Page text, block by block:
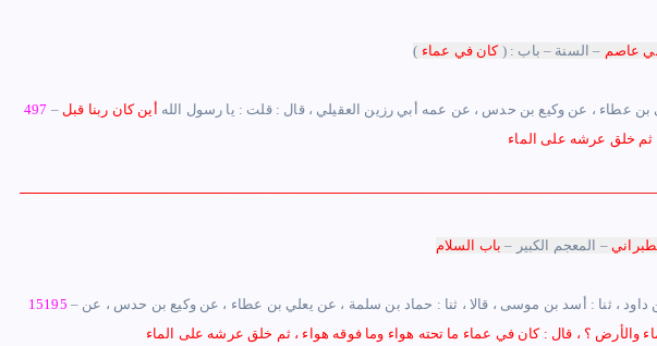
عاصم – السنة – باب : (كان في عماء )
497 بن عطاء ، عن وكيع بن حدس ، عن عمه أبي رزين العقيلي ، قال : قلت : يا رسول الله أين كان ربنا قبل
– المعجم الكبير – باب السلام
15195 – حدثنا : علي بن عبد العزيز ، ثنا : حجاج بن المنهال ، ح ، وحدثنا : المقدام بن داود ، ثنا : أسد بن موسى ، قالا ، ثنا : حماد بن سلمة ، عن يعلي بن عطاء ، عن وكيع بن حدس ، عن
والأرض ؟ ، قال : كان في عماء ما تحته هواء وما فوقه هواء ، ثم خلق عرشه على الماء